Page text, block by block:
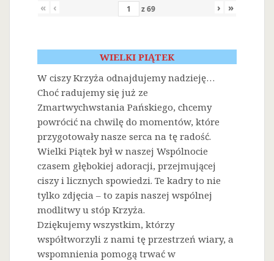
« ‹ z69 › »
WIELKI PIĄTEK
W ciszy Krzyża odnajdujemy nadzieję…
Choć radujemy się już ze
Zmartwychwstania Pańskiego, chcemy
powrócić na chwilę do momentów, które
przygotowały nasze serca na tę radość.
Wielki Piątek był w naszej Wspólnocie
czasem głębokiej adoracji, przejmującej
ciszy i licznych spowiedzi. Te kadry to nie
tylko zdjęcia – to zapis naszej wspólnej
modlitwy u stóp Krzyża.
Dziękujemy wszystkim, którzy
współtworzyli z nami tę przestrzeń wiary, a
wspomnienia pomogą trwać w